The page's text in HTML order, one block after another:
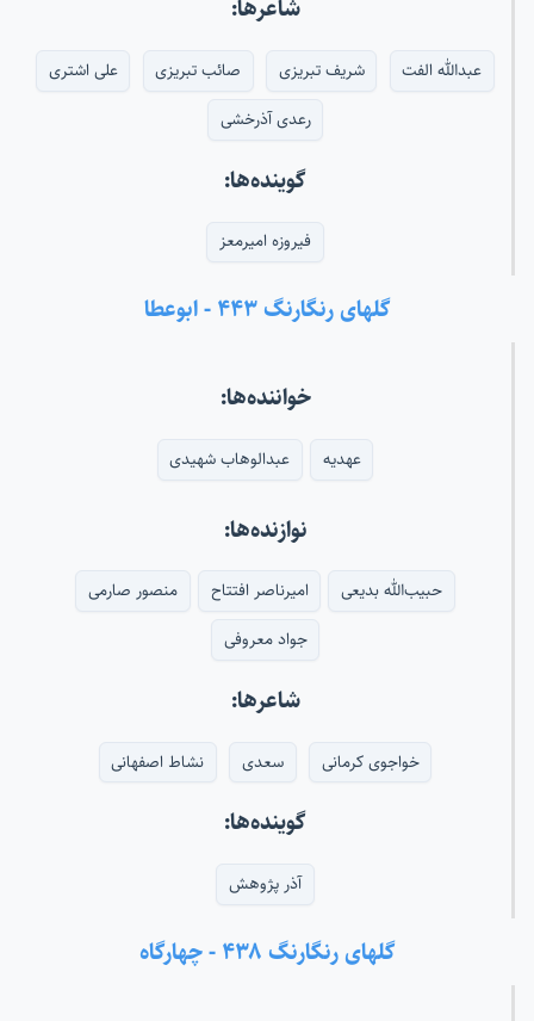
شاعرها:
عبدالله الفت شریف تبریزی صائب تبریزی
علی اشتری
رعدی آذرخشی
گوینده‌ها:
فیروزه امیرمعز
گلهای رنگارنگ ۴۴۳ - ابوعطا
خواننده‌ها:
عهدیه عبدالوهاب شهیدی
نوازنده‌ها:
حبیب‌الله بدیعی امیرناصر افتتاح
منصور صارمی
جواد معروفی
شاعرها:
خواجوی کرمانی سعدی نشاط اصفهانی
گوینده‌ها:
آذر پژوهش
گلهای رنگارنگ ۴۳۸ - چهارگاه